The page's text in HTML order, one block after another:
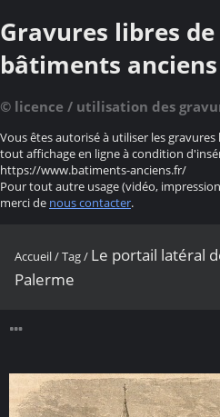
Gravures libres
bâtiments anciens
© licence / utilisation des
Vous êtes autorisé à utiliser les
tout affichage en ligne à condition
https://www.batiments-anciens.fr/
Pour tout autre usage (vidéo,
merci de nous contacter.
Accueil/Tag/ Le portail latéral
Palerme